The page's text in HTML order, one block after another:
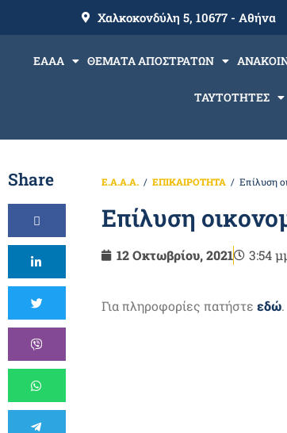
Χαλκοκονδύλη 5, 10677 - Αθήνα
ΕΑΑΑ ΘΕΜΑΤΑ ΑΠΟΣΤΡΑΤΩΝ
ΤΑΥΤΟΤΗΤΕΣ
Share Ε.Α.Α.Α. ΕΠΙΚΑΙΡΟΤΗΤΑ Επίλυση
Επίλυση
12 Οκτωβρίου, 2021 3:54
Για πληροφορίες πατήστεεδώ.